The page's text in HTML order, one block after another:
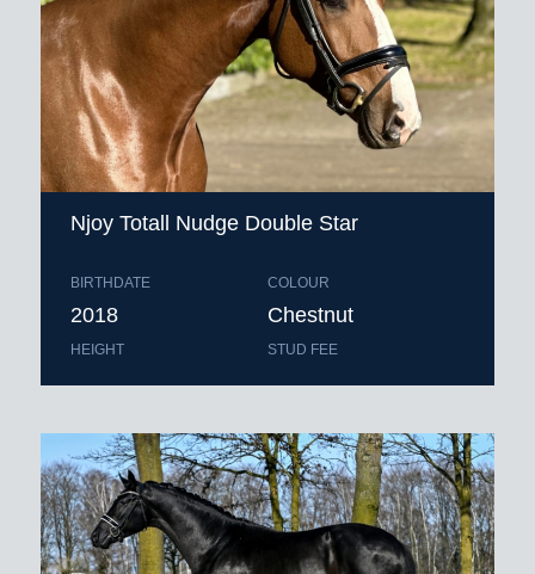
Njoy Totall Nudge Double Star
BIRTHDATE
2018
HEIGHT
COLOUR
Chestnut
STUD FEE